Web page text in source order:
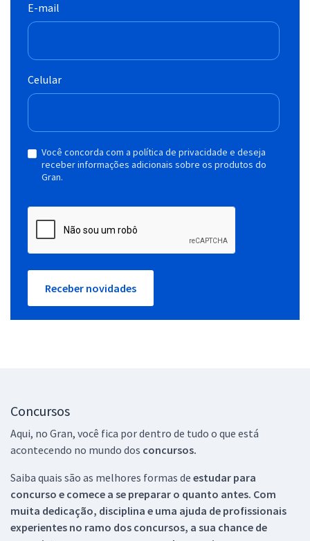
E-mail
Celular
Você concorda com a política de privacidade e deseja
receber informações adicionais sobre os produtos do
Gran.
Receber novidades
Concursos
Aqui, no Gran, você fica por dentro de tudo o que está
acontecendo no mundo dos concursos.
Saiba quais são as melhores formas de estudar para
concurso e comece a se preparar o quanto antes. Com
muita dedicação, disciplina e uma ajuda de profissionais
experientes no ramo dos concursos, a sua chance de